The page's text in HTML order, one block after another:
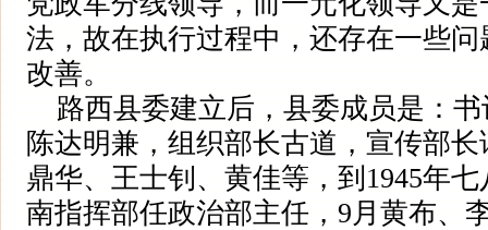
法，故在执行过程中，还存在一些
改善。
路西县委建立后，县委成员是：书
陈达明兼，组织部长古道，宣传部
鼎华、王士钊、黄佳等，到1945年
南指挥部任政治部主任，9月黄布、